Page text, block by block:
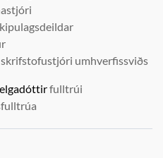
skrifstofustjóri umhverfissviðs
fulltrúi